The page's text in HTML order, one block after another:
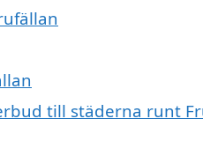
till städerna runt